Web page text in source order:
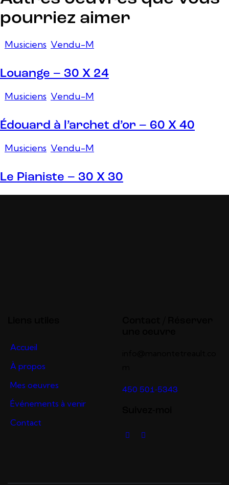
pourriez aimer
Musiciens Vendu-M
Louange – 30 X 24
Musiciens Vendu-M
Édouard à l’archet d’or – 60 X 40
Musiciens Vendu-M
Le Pianiste – 30 X 30
Accueil
À propos
Mes oeuvres
Événements à venir
Contact
450 501-5343